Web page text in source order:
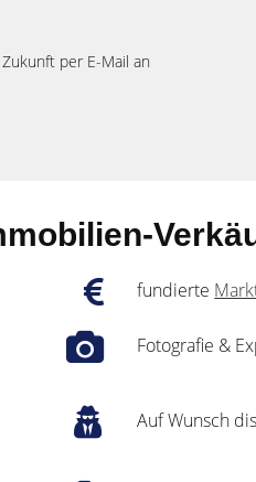
per E-Mail an
fundierte
Fotografie &
Auf Wunsch